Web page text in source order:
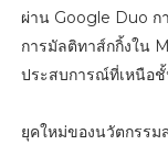
ผ่าน Google Duo ก
การมัลติทาส์กกิ้งใน
ประสบการณ์ที่เหนือ
ยุคใหม่ของนวัตกรร